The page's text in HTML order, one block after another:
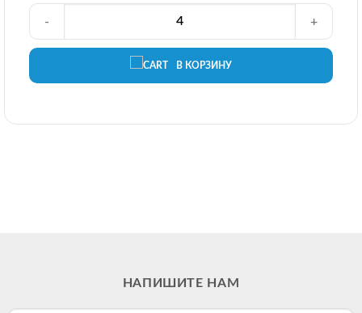
В КОРЗИНУ
- +
НАПИШИТЕ НАМ